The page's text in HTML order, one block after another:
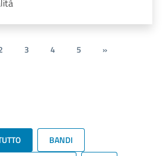
3 4 5 »
BANDI